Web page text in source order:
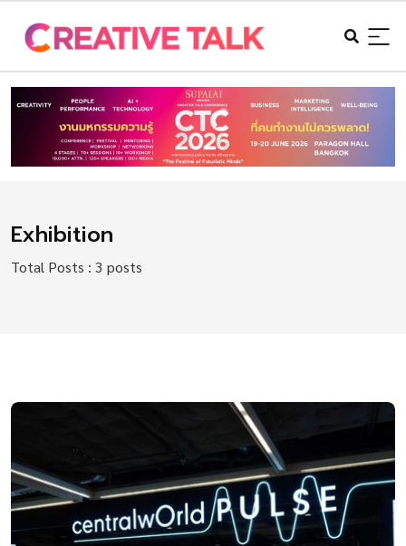
Exhibition
Total Posts : 3 posts